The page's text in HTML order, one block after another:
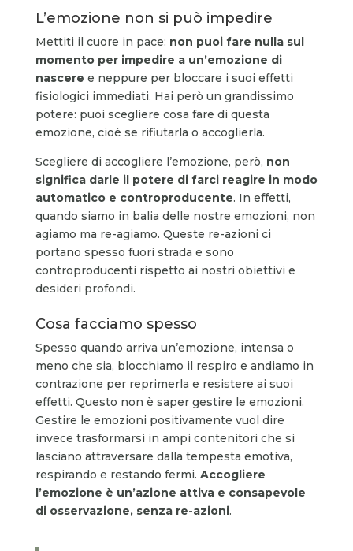
L’emozione non si può impedire
Mettiti il cuore in pace: non puoi fare nulla sul
momento per impedire a un’emozione di
nascere e neppure per bloccare i suoi effetti
fisiologici immediati. Hai però un grandissimo
potere: puoi scegliere cosa fare di questa
emozione, cioè se rifiutarla o accoglierla.
Scegliere di accogliere l’emozione, però, non
significa darle il potere di farci reagire in modo
automatico e controproducente. In effetti,
quando siamo in balia delle nostre emozioni, non
agiamo ma re-agiamo. Queste re-azioni ci
portano spesso fuori strada e sono
controproducenti rispetto ai nostri obiettivi e
desideri profondi.
Cosa facciamo spesso
Spesso quando arriva un’emozione, intensa o
meno che sia, blocchiamo il respiro e andiamo in
contrazione per reprimerla e resistere ai suoi
effetti. Questo non è saper gestire le emozioni.
Gestire le emozioni positivamente vuol dire
invece trasformarsi in ampi contenitori che si
lasciano attraversare dalla tempesta emotiva,
respirando e restando fermi. Accogliere
l’emozione è un’azione attiva e consapevole
di osservazione, senza re-azioni.